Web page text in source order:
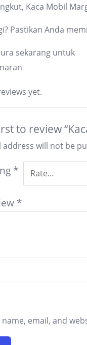
Kaca Mobil
Pastikan Anda
sekarang untuk
yet.
to review
address will not be
*
*
name, email, and